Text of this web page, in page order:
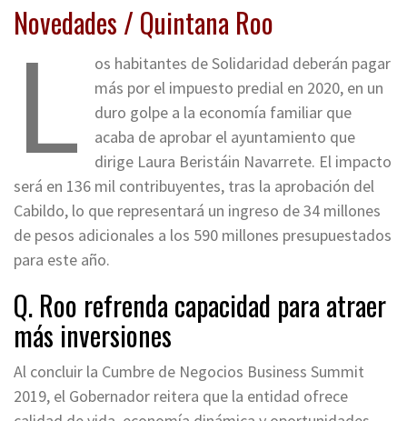
Novedades / Quintana Roo
L
os habitantes de Solidaridad deberán pagar
más por el impuesto predial en 2020, en un
duro golpe a la economía familiar que
acaba de aprobar el ayuntamiento que
dirige Laura Beristáin Navarrete. El impacto
será en 136 mil contribuyentes, tras la aprobación del
Cabildo, lo que representará un ingreso de 34 millones
de pesos adicionales a los 590 millones presupuestados
para este año.
Q. Roo refrenda capacidad para atraer
más inversiones
Al concluir la Cumbre de Negocios Business Summit
2019, el Gobernador reitera que la entidad ofrece